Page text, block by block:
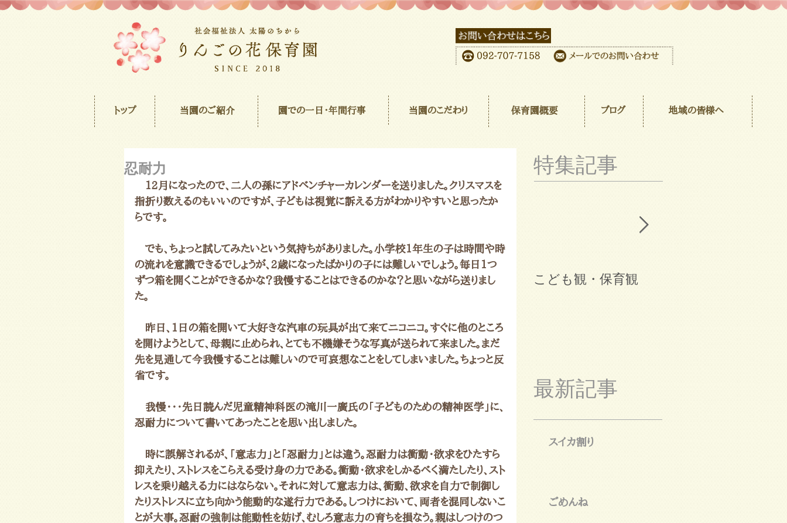
トップ 当園のご紹介 園での一日･年間行事 当園のこだわり 保育園概要 ブログ 地域の皆様へ
忍耐力
12月になったので、二人の孫にアドベンチャーカレンダーを送りました。クリスマスを
指折り数えるのもいいのですが、子どもは視覚に訴える方がわかりやすいと思ったか
らです。
でも、ちょっと試してみたいという気持ちがありました。小学校1年生の子は時間や時
の流れを意識できるでしょうが、2歳になったばかりの子には難しいでしょう。毎日1つ
ずつ箱を開くことができるかな？我慢することはできるのかな？と思いながら送りまし
た。
昨日、1日の箱を開いて大好きな汽車の玩具が出て来てニコニコ。すぐに他のところ
を開けようとして、母親に止められ、とても不機嫌そうな写真が送られて来ました。まだ
先を見通して今我慢することは難しいので可哀想なことをしてしまいました。ちょっと反
省です。
我慢・・・先日読んだ児童精神科医の滝川一廣氏の「子どものための精神医学」に、
忍耐力について書いてあったことを思い出しました。
時に誤解されるが、「意志力」と「忍耐力」とは違う。忍耐力は衝動・欲求をひたすら
抑えたり、ストレスをこらえる受け身の力である。衝動・欲求をしかるべく満たしたり、スト
レスを乗り越える力にはならない。それに対して意志力は、衝動、欲求を自力で制御し
たりストレスに立ち向かう能動的な遂行力である。しつけにおいて、両者を混同しないこ
とが大事。忍耐の強制は能動性を妨げ、むしろ意志力の育ちを損なう。親はしつけのつ
特集記事
こども観・保育観
最新記事
スイカ割り
ごめんね